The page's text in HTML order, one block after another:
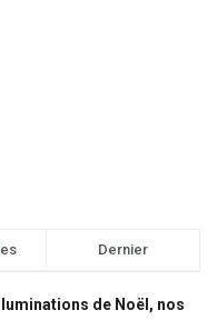
Dernier
de Noël, nos